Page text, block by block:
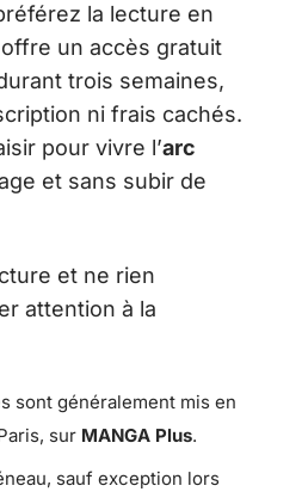
la lecture en
offre un accès gratuit
trois semaines,
ni frais cachés.
pour vivre l’arc
et sans subir de
et ne rien
attention à la
sont généralement mis en
sur MANGA Plus.
sauf exception lors